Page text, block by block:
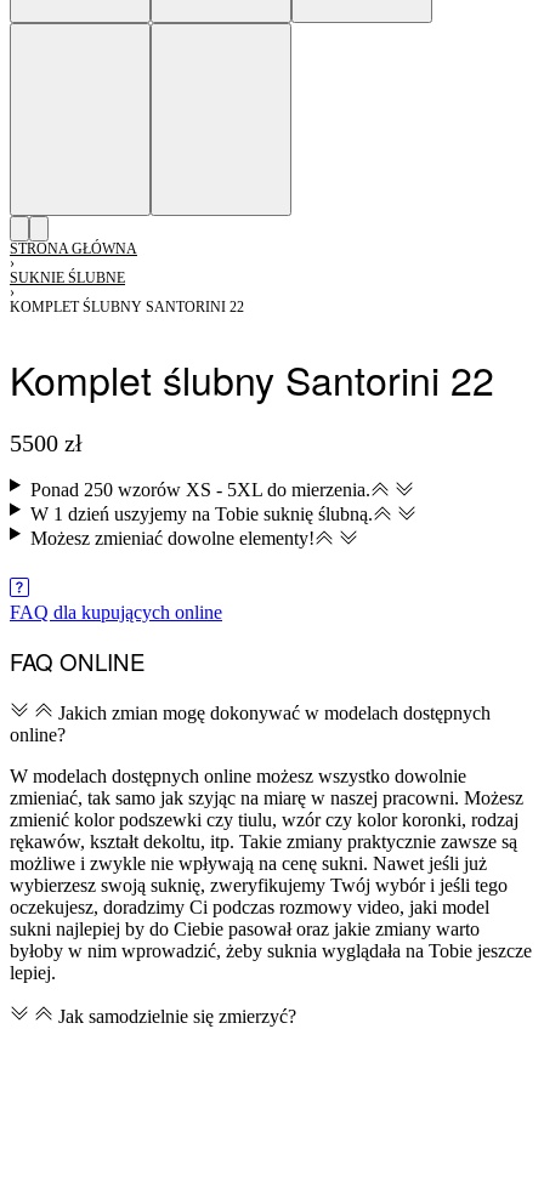
STRONA GŁÓWNA
›
SUKNIE ŚLUBNE
›
KOMPLET ŚLUBNY SANTORINI 22
Komplet ślubny Santorini 22
5500 zł
Ponad 250 wzorów XS - 5XL do mierzenia.
W 1 dzień uszyjemy na Tobie suknię ślubną.
Możesz zmieniać dowolne elementy​!
FAQ dla kupujących online
FAQ ONLINE
Jakich zmian mogę dokonywać w modelach dostępnych
online?
W modelach dostępnych online możesz wszystko dowolnie
zmieniać, tak samo jak szyjąc na miarę w naszej pracowni. Możesz
zmienić kolor podszewki czy tiulu, wzór czy kolor koronki, rodzaj
rękawów, kształt dekoltu, itp. Takie zmiany praktycznie zawsze są
możliwe i zwykle nie wpływają na cenę sukni. Nawet jeśli już
wybierzesz swoją suknię, zweryfikujemy Twój wybór i jeśli tego
oczekujesz, doradzimy Ci podczas rozmowy video, jaki model
sukni najlepiej by do Ciebie pasował oraz jakie zmiany warto
byłoby w nim wprowadzić, żeby suknia wyglądała na Tobie jeszcze
lepiej.
Jak samodzielnie się zmierzyć?